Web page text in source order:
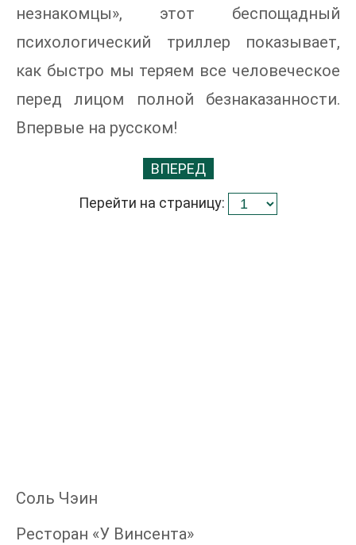
незнакомцы», этот беспощадный
психологический триллер показывает,
как быстро мы теряем все человеческое
перед лицом полной безнаказанности.
Впервые на русском!
ВПЕРЕД
Перейти на страницу:
Соль Чэин
Ресторан «У Винсента»